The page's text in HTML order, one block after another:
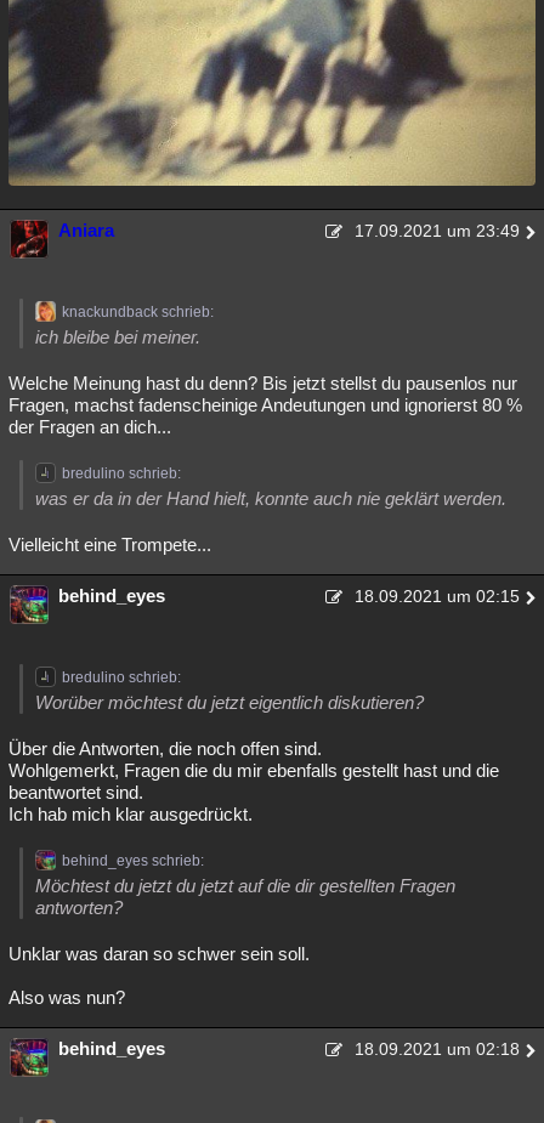
Aniara 17.09.2021 um 23:49
knackundback schrieb:
ich bleibe bei meiner.
Welche Meinung hast du denn? Bis jetzt stellst du pausenlos nur
Fragen, machst fadenscheinige Andeutungen und ignorierst 80 %
der Fragen an dich...
bredulino schrieb:
was er da in der Hand hielt, konnte auch nie geklärt werden.
Vielleicht eine Trompete...
behind_eyes 18.09.2021 um 02:15
bredulino schrieb:
Worüber möchtest du jetzt eigentlich diskutieren?
Über die Antworten, die noch offen sind.
Wohlgemerkt, Fragen die du mir ebenfalls gestellt hast und die
beantwortet sind.
Ich hab mich klar ausgedrückt.
behind_eyes schrieb:
Möchtest du jetzt du jetzt auf die dir gestellten Fragen
antworten?
Unklar was daran so schwer sein soll.
Also was nun?
behind_eyes 18.09.2021 um 02:18